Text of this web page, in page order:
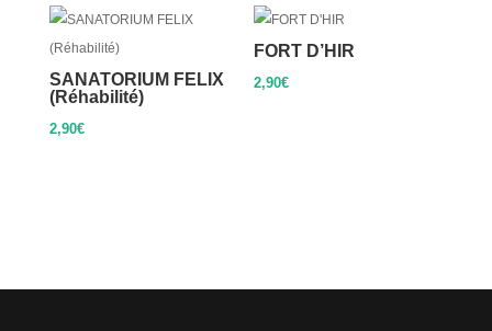
SANATORIUM FELIX
(Réhabilité)
2,90€
FORT D’HIR
2,90€